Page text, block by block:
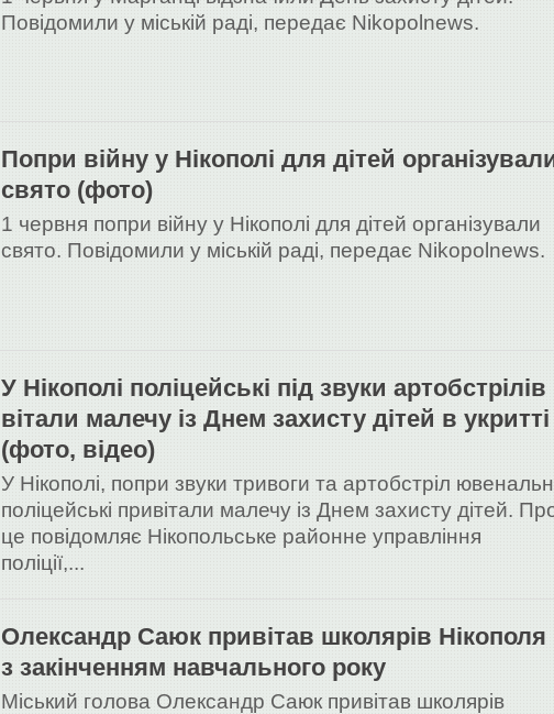
Повідомили у міській раді, передає Nikopolnews.
Попри війну у Нікополі для дітей
свято (фото)
1 червня попри війну у Нікополі для дітей організували
свято. Повідомили у міській раді, передає Nikopolnews.
У Нікополі поліцейські під звуки артобстрілів
вітали малечу із Днем захисту дітей в укритті
(фото, відео)
У Нікополі, попри звуки тривоги та артобстріл
поліцейські привітали малечу із Днем захисту дітей.
це повідомляє Нікопольське районне управління
поліції,...
Олександр Саюк привітав школярів Нікополя
з закінченням навчального року
Міський голова Олександр Саюк привітав школярів